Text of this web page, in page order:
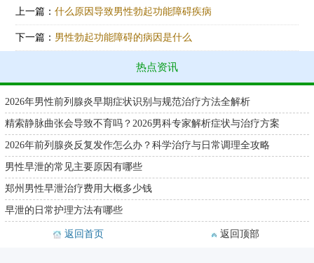
上一篇：什么原因导致男性勃起功能障碍疾病
下一篇： 男性勃起功能障碍的病因是什么
热点资讯
2026年男性前列腺炎早期症状识别与规范治疗方法全解析
精索静脉曲张会导致不育吗？2026男科专家解析症状与治疗方案
2026年前列腺炎反复发作怎么办？科学治疗与日常调理全攻略
男性早泄的常见主要原因有哪些
郑州男性早泄治疗费用大概多少钱
早泄的日常护理方法有哪些
返回首页 返回顶部